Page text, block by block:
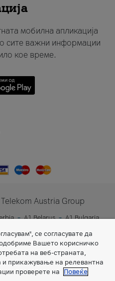
мобилна апликација
сите важни информации
кое време.
Austria Group
A1 Belarus
A1 Bulgaria
се согласувате да
Вашето корисничко
на веб-страната,
и прикажување на релевантна
проверете на
Повеќе